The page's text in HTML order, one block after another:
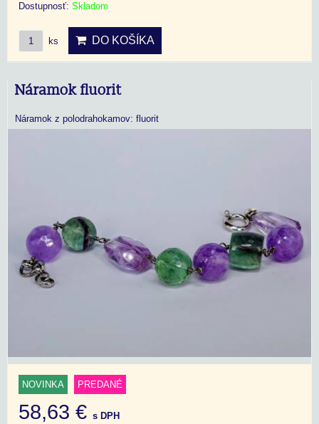
Dostupnosť: Skladom
ks DO KOŠÍKA
Náramok fluorit
Náramok z polodrahokamov: fluorit
NOVINKA PREDANÉ
58,63 € s DPH